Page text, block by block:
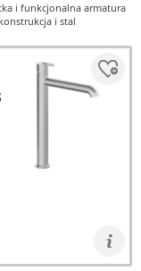
i funkcjonalna armatura
i stal